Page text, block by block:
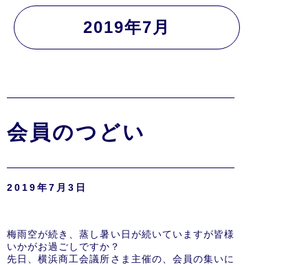
2019年7月
会員のつどい
2019年7月3日
梅雨空が続き、蒸し暑い日が続いていますが皆様
いかがお過ごしですか？
先日、横浜商工会議所さま主催の、会員の集いに